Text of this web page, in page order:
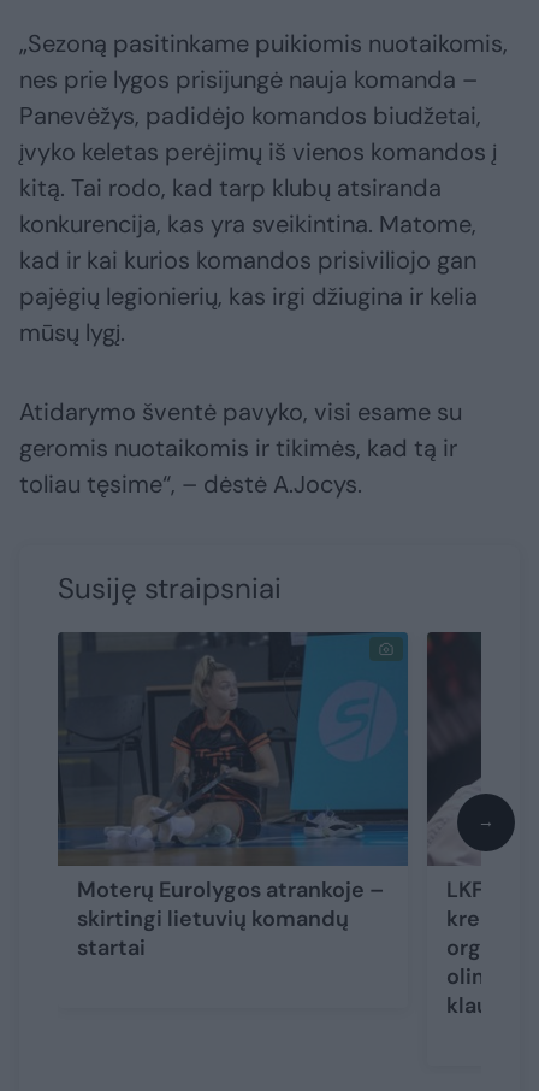
„Sezoną pasitinkame puikiomis nuotaikomis,
nes prie lygos prisijungė nauja komanda –
Panevėžys, padidėjo komandos biudžetai,
įvyko keletas perėjimų iš vienos komandos į
kitą. Tai rodo, kad tarp klubų atsiranda
konkurencija, kas yra sveikintina. Matome,
kad ir kai kurios komandos prisiviliojo gan
pajėgių legionierių, kas irgi džiugina ir kelia
mūsų lygį.
Atidarymo šventė pavyko, visi esame su
geromis nuotaikomis ir tikimės, kad tą ir
toliau tęsime“, – dėstė A.Jocys.
Susiję straipsniai
Moterų Eurolygos atrankoje –
skirtingi lietuvių komandų
startai
LKF
→